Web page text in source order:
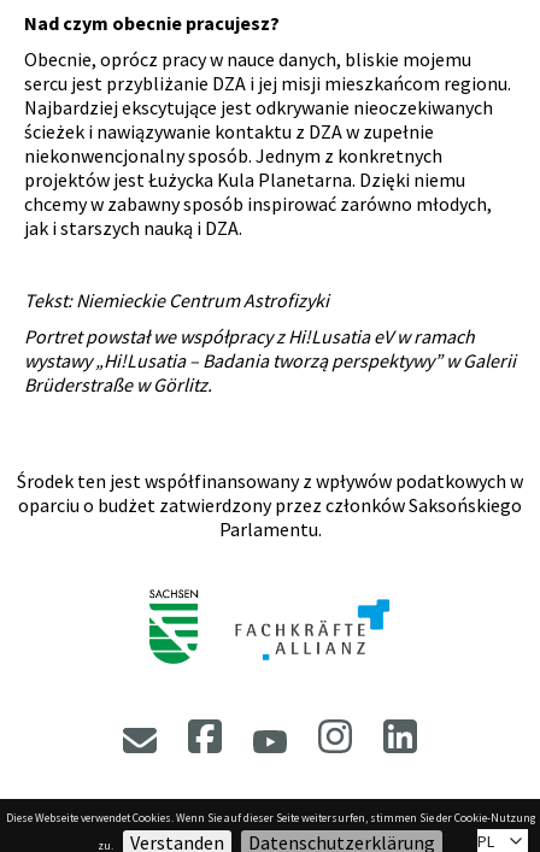
Diese Webseite verwendet Cookies. Wenn Sie auf dieser Seite weitersurfen, stimmen Sie der Cookie-Nutzung
zu.
Verstanden Datenschutzerklärung
Nad czym obecnie pracujesz?
Obecnie, oprócz pracy w nauce danych, bliskie mojemu
sercu jest przybliżanie DZA i jej misji mieszkańcom regionu.
Najbardziej ekscytujące jest odkrywanie nieoczekiwanych
ścieżek i nawiązywanie kontaktu z DZA w zupełnie
niekonwencjonalny sposób. Jednym z konkretnych
projektów jest Łużycka Kula Planetarna. Dzięki niemu
chcemy w zabawny sposób inspirować zarówno młodych,
jak i starszych nauką i DZA.
Tekst: Niemieckie Centrum Astrofizyki
Portret powstał we współpracy z Hi!Lusatia eV w ramach
wystawy „Hi!Lusatia – Badania tworzą perspektywy” w Galerii
Brüderstraße w Görlitz.
Środek ten jest współfinansowany z wpływów podatkowych w
oparciu o budżet zatwierdzony przez członków Saksońskiego
Parlamentu.
E-mail FacebookYouTubeInstagramLinkedIn
Ochrona danych Dostępność PL